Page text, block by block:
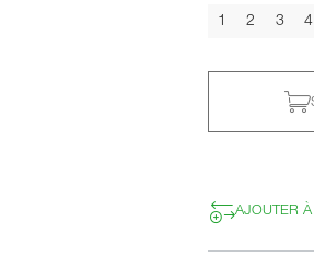
1 2 3 4
AJOUTER